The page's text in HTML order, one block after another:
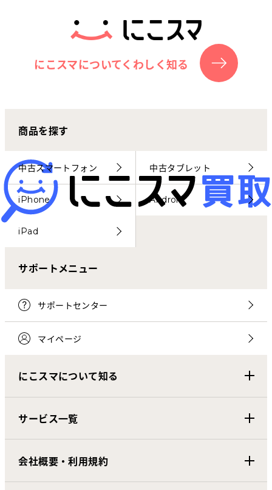
サポートセンター
お客さまの声
にこスマ通信
マイページ
にこスマについてくわしく知る
商品を探す
中古スマートフォン 中古タブレット
iPhone Android
iPad
サポートメニュー
サポートセンター
マイページ
にこスマについて知る
サービス一覧
会社概要・利用規約